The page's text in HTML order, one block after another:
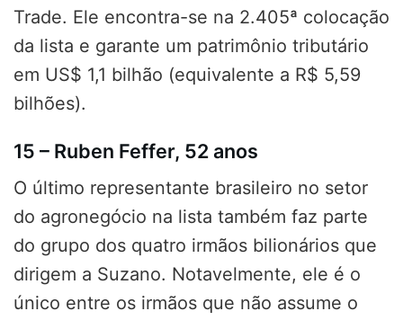
Trade. Ele encontra-se na 2.405ª colocação
da lista e garante um patrimônio tributário
em US$ 1,1 bilhão (equivalente a R$ 5,59
bilhões).
15 – Ruben Feffer, 52 anos
O último representante brasileiro no setor
do agronegócio na lista também faz parte
do grupo dos quatro irmãos bilionários que
dirigem a Suzano. Notavelmente, ele é o
único entre os irmãos que não assume o